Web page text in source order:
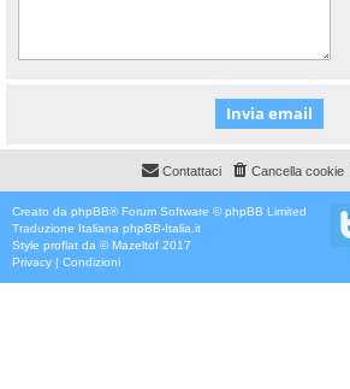
Cancella cookie
Contattaci
Creato da phpBB® Forum Software © phpBB Limited
Traduzione Italiana phpBB-Italia.it
Style proflat da ©Mazeltof 2017
Privacy | Condizioni